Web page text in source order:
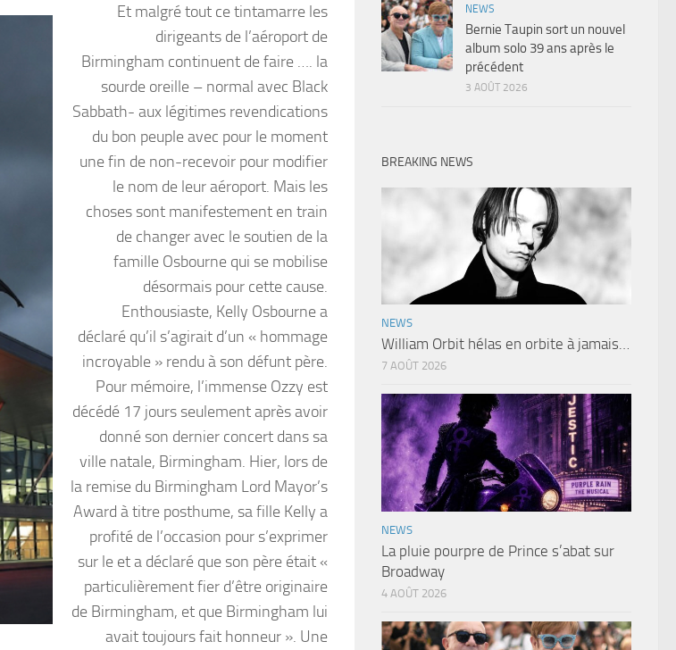
Et malgré tout ce tintamarre les
dirigeants de l’aéroport de
Birmingham continuent de faire …. la
sourde oreille – normal avec Black
Sabbath- aux légitimes revendications
du bon peuple avec pour le moment
une fin de non-recevoir pour modifier
le nom de leur aéroport. Mais les
choses sont manifestement en train
de changer avec le soutien de la
famille Osbourne qui se mobilise
désormais pour cette cause.
Enthousiaste, Kelly Osbourne a
déclaré qu’il s’agirait d’un « hommage
incroyable » rendu à son défunt père.
Pour mémoire, l’immense Ozzy est
décédé 17 jours seulement après avoir
donné son dernier concert dans sa
ville natale, Birmingham. Hier, lors de
la remise du Birmingham Lord Mayor’s
Award à titre posthume, sa fille Kelly a
profité de l’occasion pour s’exprimer
sur le et a déclaré que son père était «
particulièrement fier d’être originaire
de Birmingham, et que Birmingham lui
avait toujours fait honneur ». Une
NEWS
Bernie Taupin sort un nouvel
album solo 39 ans après le
précédent
3 AOÛT 2026
BREAKING NEWS
NEWS
William Orbit hélas en orbite à jamais…
7 AOÛT 2026
NEWS
La pluie pourpre de Prince s’abat sur
Broadway
4 AOÛT 2026